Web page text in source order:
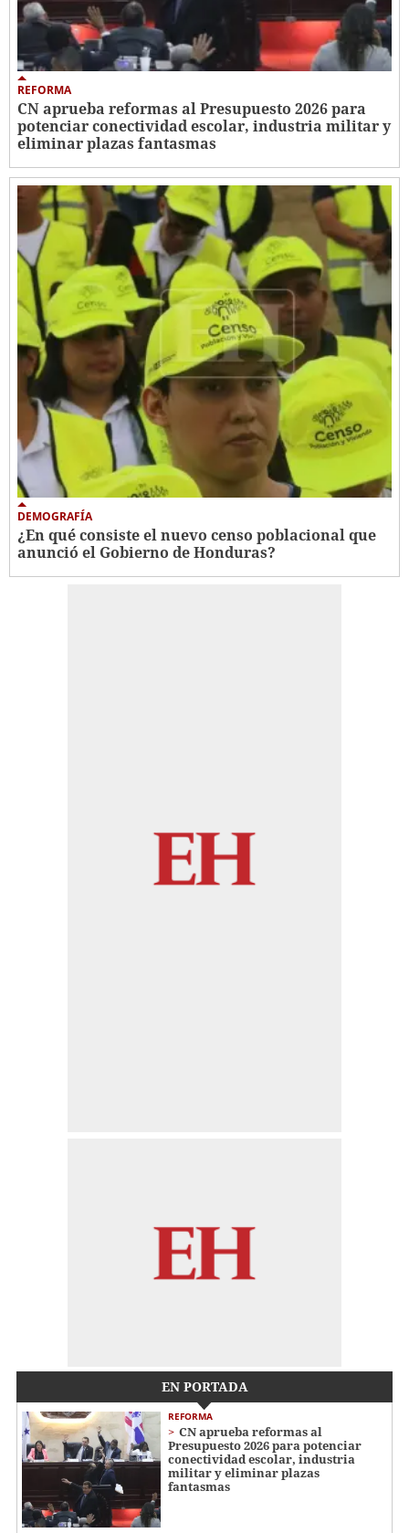
REFORMA
CN aprueba reformas al Presupuesto 2026 para
potenciar conectividad escolar, industria militar y
eliminar plazas fantasmas
DEMOGRAFÍA
¿En qué consiste el nuevo censo poblacional que
anunció el Gobierno de Honduras?
EN PORTADA
REFORMA
CN aprueba reformas al
Presupuesto 2026 para potenciar
conectividad escolar, industria
militar y eliminar plazas
fantasmas